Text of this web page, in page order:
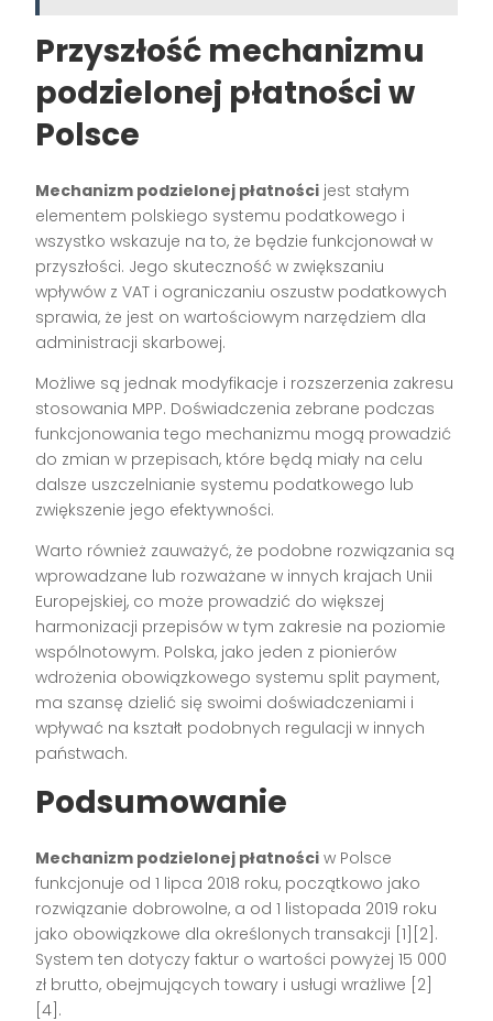
Przyszłość mechanizmu
podzielonej płatności w
Polsce
Mechanizm podzielonej płatności jest stałym
elementem polskiego systemu podatkowego i
wszystko wskazuje na to, że będzie funkcjonował w
przyszłości. Jego skuteczność w zwiększaniu
wpływów z VAT i ograniczaniu oszustw podatkowych
sprawia, że jest on wartościowym narzędziem dla
administracji skarbowej.
Możliwe są jednak modyfikacje i rozszerzenia zakresu
stosowania MPP. Doświadczenia zebrane podczas
funkcjonowania tego mechanizmu mogą prowadzić
do zmian w przepisach, które będą miały na celu
dalsze uszczelnianie systemu podatkowego lub
zwiększenie jego efektywności.
Warto również zauważyć, że podobne rozwiązania są
wprowadzane lub rozważane w innych krajach Unii
Europejskiej, co może prowadzić do większej
harmonizacji przepisów w tym zakresie na poziomie
wspólnotowym. Polska, jako jeden z pionierów
wdrożenia obowiązkowego systemu split payment,
ma szansę dzielić się swoimi doświadczeniami i
wpływać na kształt podobnych regulacji w innych
państwach.
Podsumowanie
Mechanizm podzielonej płatności w Polsce
funkcjonuje od 1 lipca 2018 roku, początkowo jako
rozwiązanie dobrowolne, a od 1 listopada 2019 roku
jako obowiązkowe dla określonych transakcji [1][2].
System ten dotyczy faktur o wartości powyżej 15 000
zł brutto, obejmujących towary i usługi wrażliwe [2]
[4].